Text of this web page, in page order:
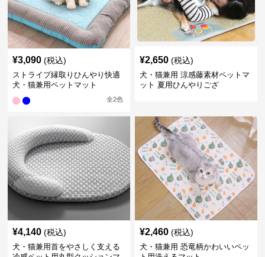
¥3,090 (税込)
ストライプ縁取りひんやり快適
犬・猫兼用ペットマット
全2色
¥2,650 (税込)
犬・猫兼用 涼感藤素材ペットマ
ット 夏用ひんやりござ
¥4,140 (税込)
犬・猫兼用首をやさしく支える
¥2,460 (税込)
犬・猫兼用 恐竜柄かわいいペッ